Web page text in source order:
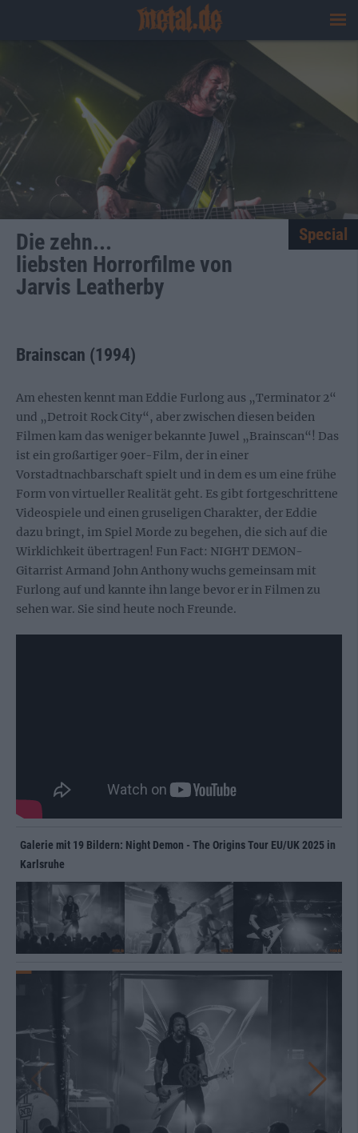
Die zehn...
liebsten Horrorfilme von
Jarvis Leatherby
Special
Brainscan (1994)
Am ehesten kennt man Eddie Furlong aus „Terminator 2“
und „Detroit Rock City“, aber zwischen diesen beiden
Filmen kam das weniger bekannte Juwel „Brainscan“! Das
ist ein großartiger 90er-Film, der in einer
Vorstadtnachbarschaft spielt und in dem es um eine frühe
Form von virtueller Realität geht. Es gibt fortgeschrittene
Videospiele und einen gruseligen Charakter, der Eddie
dazu bringt, im Spiel Morde zu begehen, die sich auf die
Wirklichkeit übertragen! Fun Fact: NIGHT DEMON-
Gitarrist Armand John Anthony wuchs gemeinsam mit
Furlong auf und kannte ihn lange bevor er in Filmen zu
sehen war. Sie sind heute noch Freunde.
Galerie mit 19 Bildern: Night Demon - The Origins Tour EU/UK 2025 in
Karlsruhe